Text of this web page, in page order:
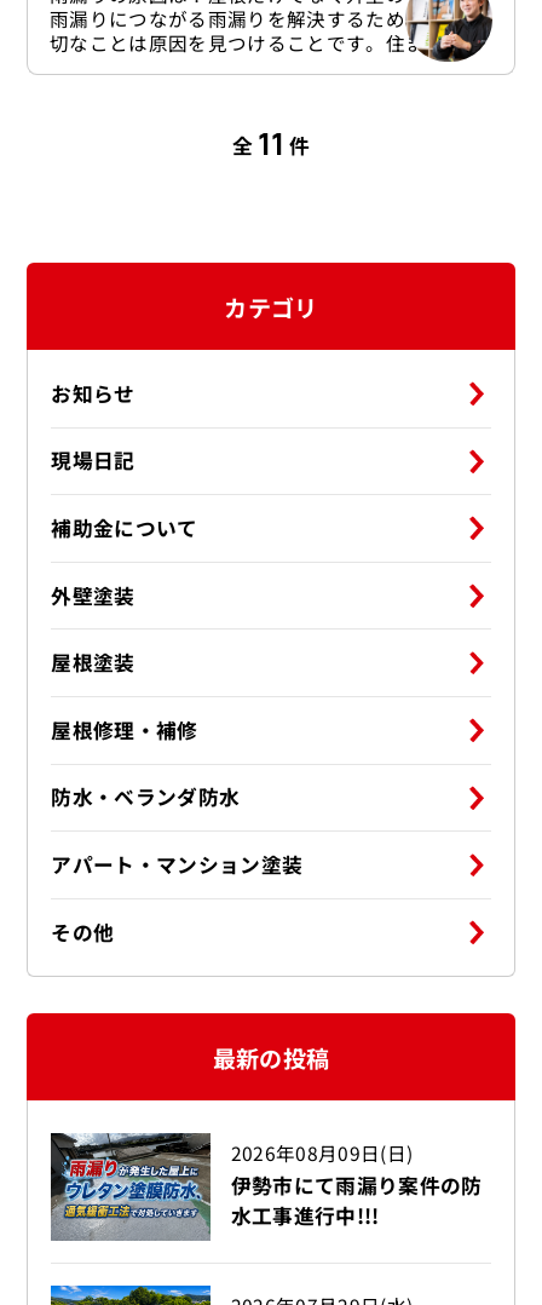
雨漏りにつながる雨漏りを解決するためにまず大
切なことは原因を見つけることです。住まいは基
本的に、屋根材外壁材屋根材・外壁材の下の防水
どによって十分な防水機能を備えています。雨漏
りがするということはこういった機能に何らかの
全 11 件
カテゴリ
お知らせ
現場日記
補助金について
外壁塗装
屋根塗装
屋根修理・補修
防水・ベランダ防水
アパート・マンション塗装
その他
最新の投稿
2026年08月09日(日)
伊勢市にて雨漏り案件の防
水工事進行中!!!